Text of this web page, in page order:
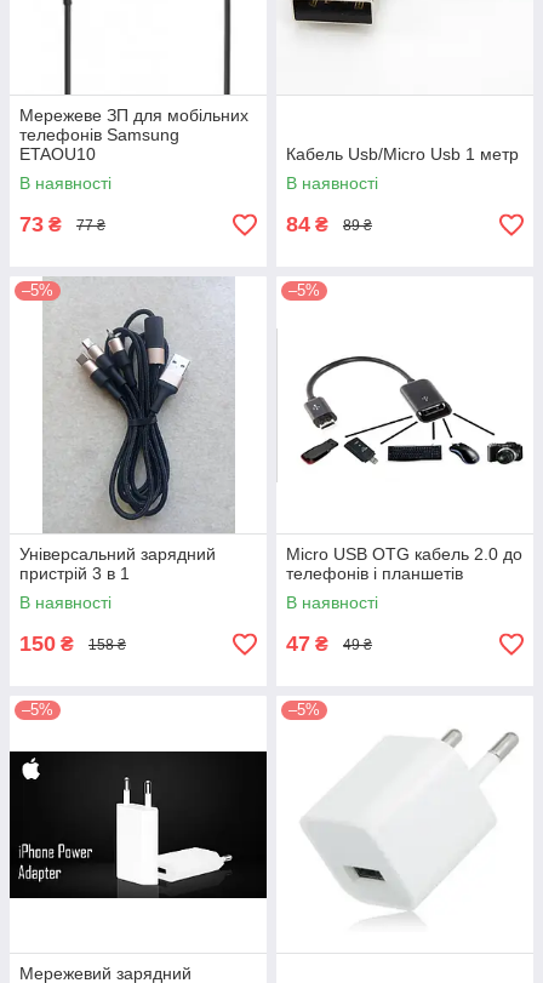
Мережеве ЗП для мобільних
телефонів Samsung
ETAOU10
В наявності
73 ₴ 77 ₴
Кабель Usb/Micro Usb 1 метр
В наявності
84 ₴ 89 ₴
–5%
Універсальний зарядний
пристрій 3 в 1
В наявності
150 ₴ 158 ₴
–5%
Micro USB OTG кабель 2.0 до
телефонів і планшетів
В наявності
47 ₴ 49 ₴
–5%
Мережевий зарядний
–5%